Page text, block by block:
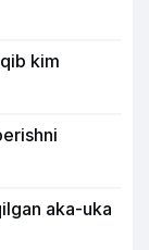
kim
aka-uka